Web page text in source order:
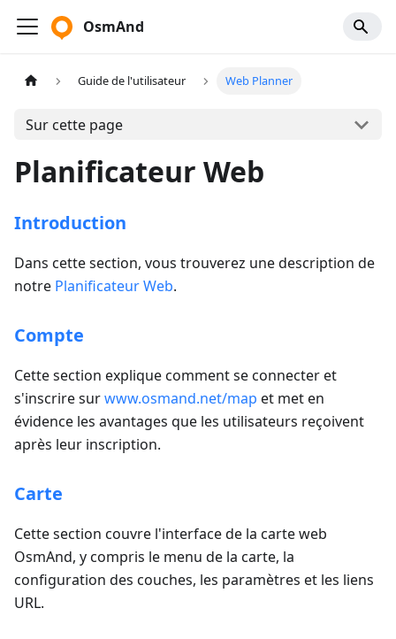
OsmAnd
Guide de l'utilisateur Web Planner
Sur cette page
Planificateur Web
Introduction
Dans cette section, vous trouverez une description de
notre Planificateur Web.
Compte
Cette section explique comment se connecter et
s'inscrire surwww.osmand.net/map et met en
évidence les avantages que les utilisateurs reçoivent
après leur inscription.
Carte
Cette section couvre l'interface de la carte web
OsmAnd, y compris le menu de la carte, la
configuration des couches, les paramètres et les liens
URL.